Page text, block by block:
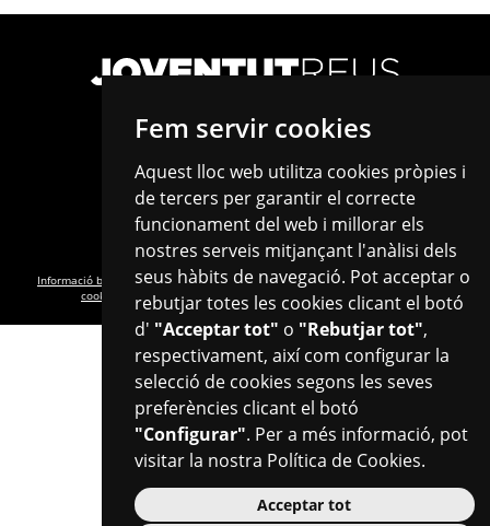
Fem servir cookies
Aquest lloc web utilitza cookies pròpies i
de tercers per garantir el correcte
funcionament del web i millorar els
nostres serveis mitjançant l'anàlisi dels
seus hàbits de navegació. Pot acceptar o
rebutjar totes les cookies clicant el botó
d' "Acceptar tot" o "Rebutjar tot",
respectivament, així com configurar la
selecció de cookies segons les seves
preferències clicant el botó
"Configurar". Per a més informació, pot
visitar la nostra Política de Cookies.
Acceptar tot
C/de Castellvell, 24 · 43202 · Reus
info.joventut@reus.cat
Tel. 977 010 268 · Fax. 977 010 269
Informació bàsica RGPD· Política de privacitat·Política de cookies·Configurar
cookies
Avís legal · Transparència Accessibilitat Mapa web
Plaça del Mercadal · 43201 Reus
977 010 010
ajuntament@reus.cat|reus.cat